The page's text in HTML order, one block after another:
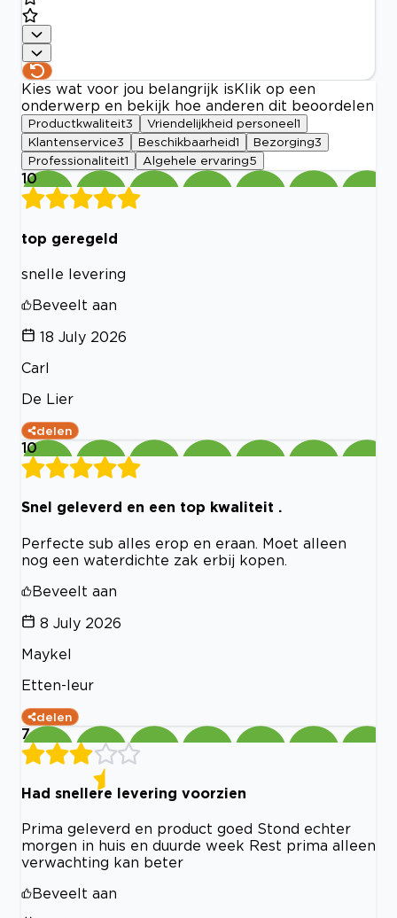
Kies wat voor jou belangrijk is Klik op een
onderwerp en bekijk hoe anderen dit beoordelen
Productkwaliteit3 Vriendelijkheid personeel 1
Klantenservice3 Beschikbaarheid1 Bezorging3
Professionaliteit1 Algehele ervaring5
10
top geregeld
snelle levering
Beveelt aan
18 July 2026
Carl
De Lier
delen
10
Snel geleverd en een top kwaliteit .
Perfecte sub alles erop en eraan. Moet alleen
nog een waterdichte zak erbij kopen.
Beveelt aan
8 July 2026
Maykel
Etten-leur
delen
7
Had snellere levering voorzien
Prima geleverd en product goed Stond echter
morgen in huis en duurde week Rest prima alleen
verwachting kan beter
Beveelt aan